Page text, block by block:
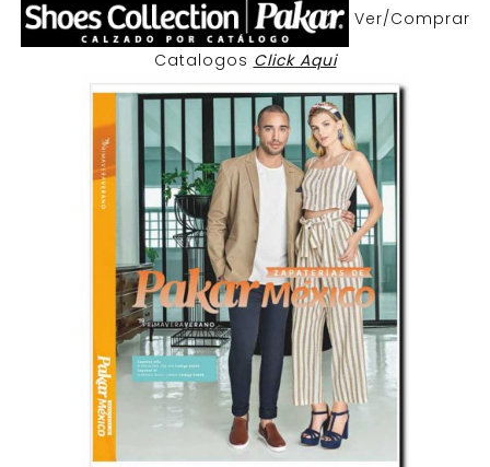
Ver/Comprar
Catalogos Click Aqui